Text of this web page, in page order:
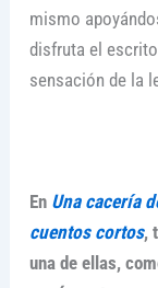
mismo
disfruta el
sensación de la
En Una cacería
cuentos cortos,
una de ellas,